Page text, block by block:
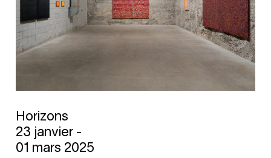
Horizons
23 janvier -
01 mars 2025